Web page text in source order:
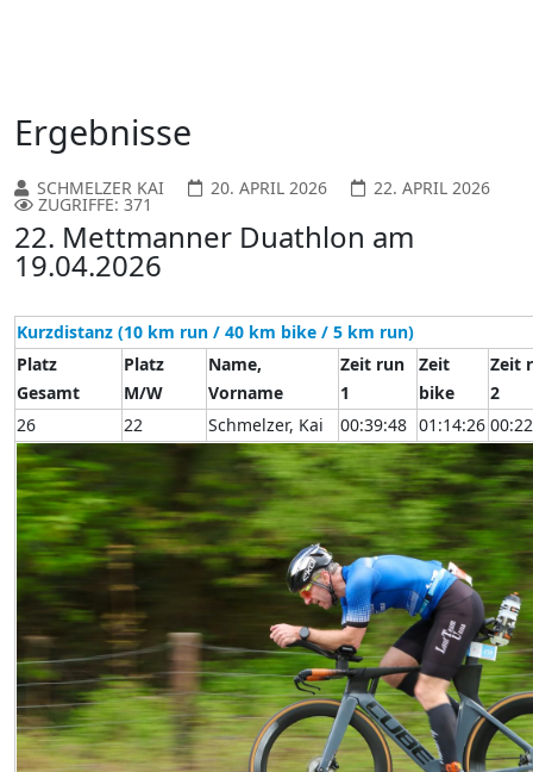
Ergebnisse
SCHMELZER KAI 20. APRIL 2026 22. APRIL 2026
ZUGRIFFE: 371
22. Mettmanner Duathlon am
19.04.2026
Kurzdistanz (10 km run / 40 km bike / 5 km run)
Platz
Gesamt
Platz
M/W
Name,
Vorname
Zeit run
1
Zeit
bike
Zeit
2
26
22 Schmelzer, Kai 00:39:48 01:14:26